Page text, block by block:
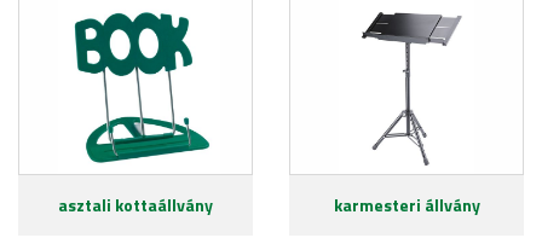
asztali kottaállvány karmesteri állvány